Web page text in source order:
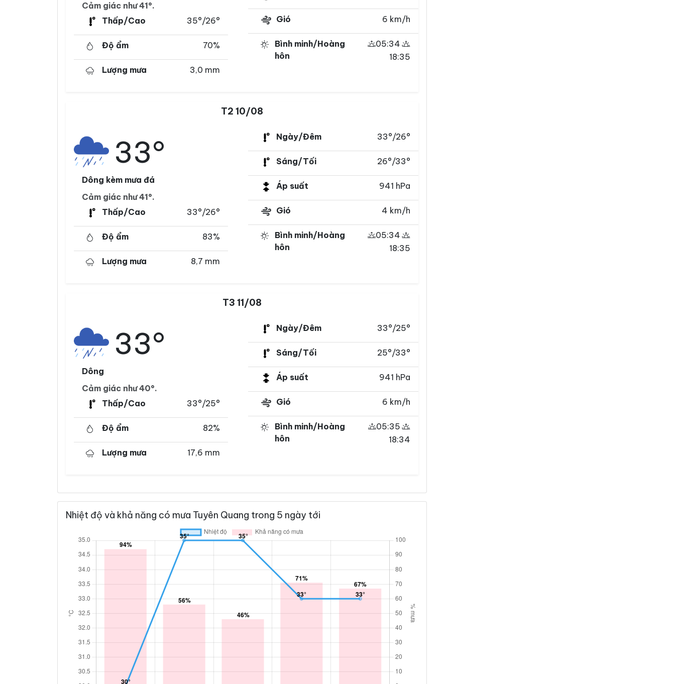
Cảm giác như 41°.
Thấp/Cao
35°/26°
Độ ẩm 70%
Lượng mưa 3,0 mm
Gió 6 km/h
Bình minh/Hoàng
hôn
05:34
18:35
T2 10/08
33°
Dông kèm mưa đá
Cảm giác như 41°.
Thấp/Cao
33°/26°
Độ ẩm 83%
Lượng mưa 8,7 mm
Ngày/Đêm 33°/26°
Sáng/Tối 26°/33°
Áp suất 941 hPa
Gió 4 km/h
Bình minh/Hoàng
hôn
05:34
18:35
T3 11/08
33°
Dông
Cảm giác như 40°.
Thấp/Cao
33°/25°
Độ ẩm 82%
Lượng mưa 17,6 mm
Ngày/Đêm 33°/25°
Sáng/Tối 25°/33°
Áp suất 941 hPa
Gió 6 km/h
Bình minh/Hoàng
hôn
05:35
18:34
Nhiệt độ và khả năng có mưa Tuyên Quang trong 5 ngày tới